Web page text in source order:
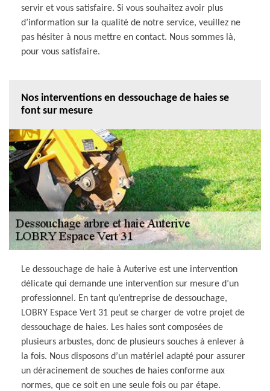
servir et vous satisfaire. Si vous souhaitez avoir plus
d’information sur la qualité de notre service, veuillez ne
pas hésiter à nous mettre en contact. Nous sommes là,
pour vous satisfaire.
Nos interventions en dessouchage de haies se
font sur mesure
Le dessouchage de haie à Auterive est une intervention
délicate qui demande une intervention sur mesure d’un
professionnel. En tant qu’entreprise de dessouchage,
LOBRY Espace Vert 31 peut se charger de votre projet de
dessouchage de haies. Les haies sont composées de
plusieurs arbustes, donc de plusieurs souches à enlever à
la fois. Nous disposons d’un matériel adapté pour assurer
un déracinement de souches de haies conforme aux
normes, que ce soit en une seule fois ou par étape.